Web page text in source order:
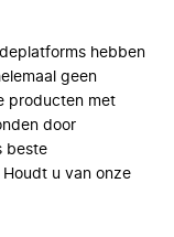
hebben
geen
producten met
door
beste
u van onze